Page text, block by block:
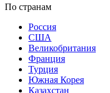
По странам
Россия
США
Великобритания
Франция
Турция
Южная Корея
Казахстан